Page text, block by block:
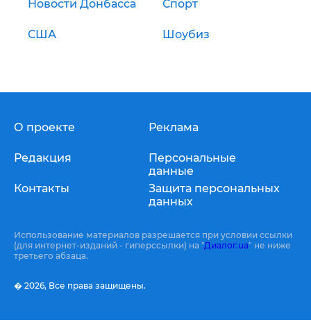
Новости Донбасса Спорт
США Шоубиз
О проекте
Редакция
Контакты
Реклама
Персональные
данные
Защита персональных
данных
Использование материалов разрешается при условии ссылки
(для интернет-изданий - гиперссылки) на "Диалог.ua" не ниже
третьего абзаца.
� 2026, Все права защищены.